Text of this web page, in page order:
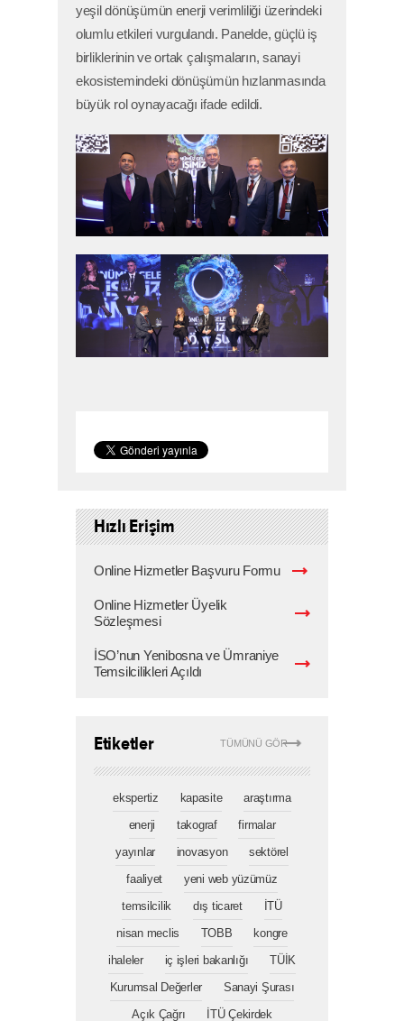
yeşil dönüşümün enerji verimliliği üzerindeki
olumlu etkileri vurgulandı. Panelde, güçlü iş
birliklerinin ve ortak çalışmaların, sanayi
ekosistemindeki dönüşümün hızlanmasında
büyük rol oynayacağı ifade edildi.
Hızlı Erişim
Online Hizmetler Başvuru Formu
Online Hizmetler Üyelik
Sözleşmesi
İSO’nun Yenibosna ve Ümraniye
Temsilcilikleri Açıldı
TÜMÜNÜ GÖR
Etiketler
ekspertiz kapasite
araştırma
enerji
takograf
firmalar
yayınlar
inovasyon
sektörel
faaliyet
yeni web yüzümüz
temsilcilik
dış ticaret
İTÜ
nisan meclis
TOBB
kongre
ihaleler
iç işleri bakanlığı
TÜİK
Kurumsal Değerler
Sanayi Şurası
Açık Çağrı
İTÜ Çekirdek